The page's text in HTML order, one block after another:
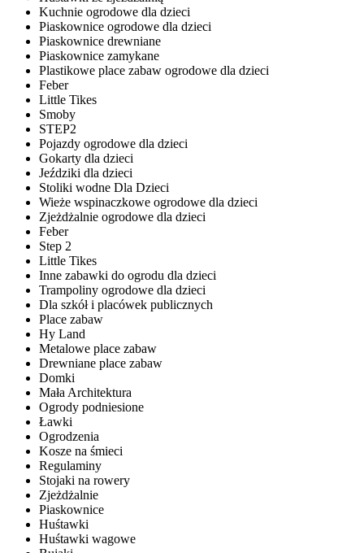
Kuchnie ogrodowe dla dzieci
Piaskownice ogrodowe dla dzieci
Piaskownice drewniane
Piaskownice zamykane
Plastikowe place zabaw ogrodowe dla dzieci
Feber
Little Tikes
Smoby
STEP2
Pojazdy ogrodowe dla dzieci
Gokarty dla dzieci
Jeździki dla dzieci
Stoliki wodne Dla Dzieci
Wieże wspinaczkowe ogrodowe dla dzieci
Zjeżdżalnie ogrodowe dla dzieci
Feber
Step 2
Little Tikes
Inne zabawki do ogrodu dla dzieci
Trampoliny ogrodowe dla dzieci
Dla szkół i placówek publicznych
Place zabaw
Hy Land
Metalowe place zabaw
Drewniane place zabaw
Domki
Mała Architektura
Ogrody podniesione
Ławki
Ogrodzenia
Kosze na śmieci
Regulaminy
Stojaki na rowery
Zjeżdżalnie
Piaskownice
Huśtawki
Huśtawki wagowe